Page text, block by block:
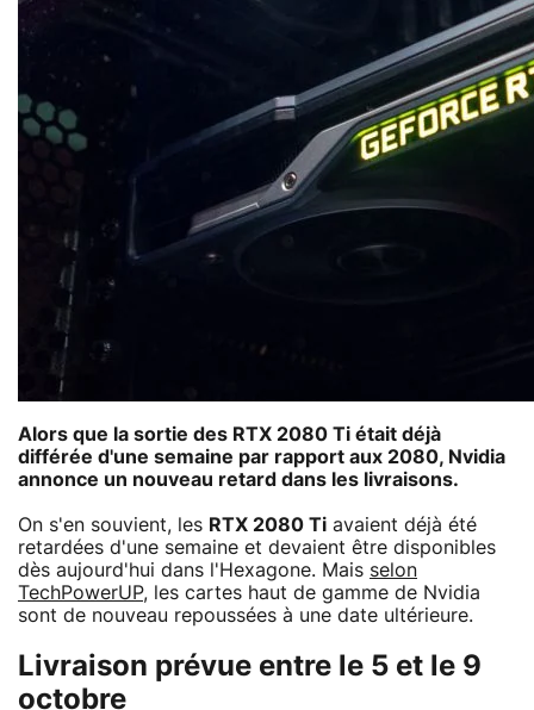
Alors que la sortie des RTX 2080 Ti était déjà
différée d'une semaine par rapport aux 2080, Nvidia
annonce un nouveau retard dans les livraisons.
On s'en souvient, les RTX 2080 Ti avaient déjà été
retardées d'une semaine et devaient être disponibles
dès aujourd'hui dans l'Hexagone. Mais selon
TechPowerUP, les cartes haut de gamme de Nvidia
sont de nouveau repoussées à une date ultérieure.
Livraison prévue entre le 5 et le 9
octobre